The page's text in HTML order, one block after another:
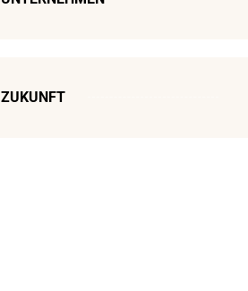
ZUKUNFT